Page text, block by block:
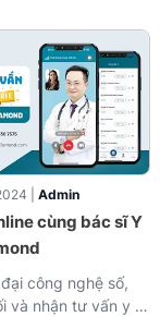
| Admin
cùng bác sĩ Y
công nghệ số,
và nhận tư vấn y tế